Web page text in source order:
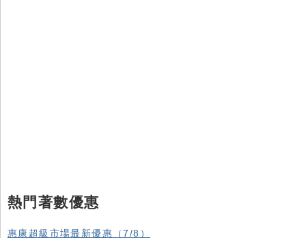
熱門著數優惠
惠康超級市場最新優惠（7/8）